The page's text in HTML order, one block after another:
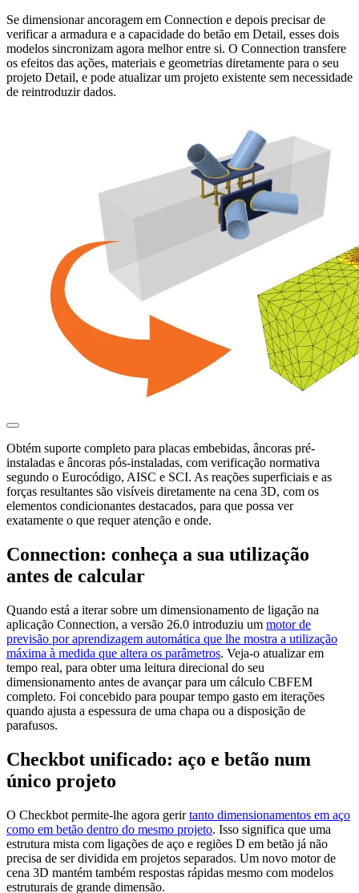
Se dimensionar ancoragem em Connection e depois precisar de
verificar a armadura e a capacidade do betão em Detail, esses dois
modelos sincronizam agora melhor entre si. O Connection transfere
os efeitos das ações, materiais e geometrias diretamente para o seu
projeto Detail, e pode atualizar um projeto existente sem necessidade
de reintroduzir dados.
Obtém suporte completo para placas embebidas, âncoras pré-
instaladas e âncoras pós-instaladas, com verificação normativa
segundo o Eurocódigo, AISC e SCI. As reações superficiais e as
forças resultantes são visíveis diretamente na cena 3D, com os
elementos condicionantes destacados, para que possa ver
exatamente o que requer atenção e onde.
Connection: conheça a sua utilização
antes de calcular
Quando está a iterar sobre um dimensionamento de ligação na
aplicação Connection, a versão 26.0 introduziu um motor de
previsão por aprendizagem automática que lhe mostra a utilização
máxima à medida que altera os parâmetros. Veja-o atualizar em
tempo real, para obter uma leitura direcional do seu
dimensionamento antes de avançar para um cálculo CBFEM
completo. Foi concebido para poupar tempo gasto em iterações
quando ajusta a espessura de uma chapa ou a disposição de
parafusos.
Checkbot unificado: aço e betão num
único projeto
O Checkbot permite-lhe agora gerirtanto dimensionamentos em aço
como em betão dentro do mesmo projeto. Isso significa que uma
estrutura mista com ligações de aço e regiões D em betão já não
precisa de ser dividida em projetos separados. Um novo motor de
cena 3D mantém também respostas rápidas mesmo com modelos
estruturais de grande dimensão.